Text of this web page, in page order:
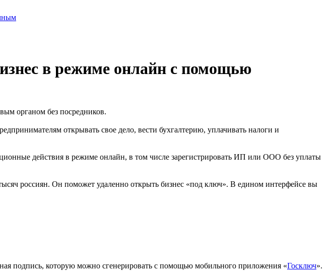
в режиме онлайн с помощью
органом без посредников.
открывать свое дело, вести бухгалтерию, уплачивать налоги и
действия в режиме онлайн, в том числе зарегистрировать ИП или ООО без уплаты
россиян. Он поможет удаленно открыть бизнес «под ключ». В едином интерфейсе вы
подпись, которую можно сгенерировать с помощью мобильного приложения «Госключ».